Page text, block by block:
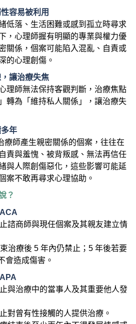
容易被利用
落、生活困難或感到孤立時尋求
，心理師握有明顯的專業與權力優
關係，個案可能陷入混亂、自責或
的心理創傷。
讓治療失焦
師無法保持客觀判斷，治療焦點
轉為「維持私人關係」，讓治療失
年
師產生親密關係的個案，往往在
責與羞愧、被背叛感、無法再信任
與人際創傷惡化，這些影響可能延
案不敢再尋求心理協助。
？
商師與現任個案及其親友建立情
療後 5 年內仍禁止；5 年後若要
會造成傷害。
治療中的當事人及其重要他人發
曾有性接觸的人提供治療。